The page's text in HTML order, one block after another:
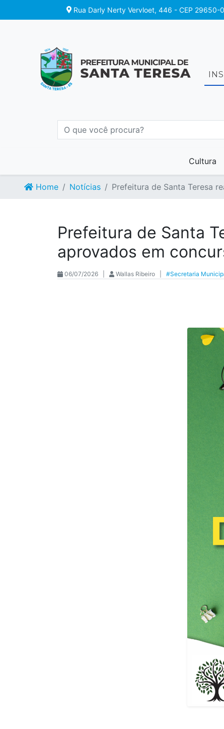
Rua Darly Nerty Vervloet, 446 - CEP 29650-
Cultura
Home Notícias Prefeitura de Santa Teresa
Prefeitura de Santa
aprovados em
06/07/2026 | Wallas Ribeiro | #Secretaria